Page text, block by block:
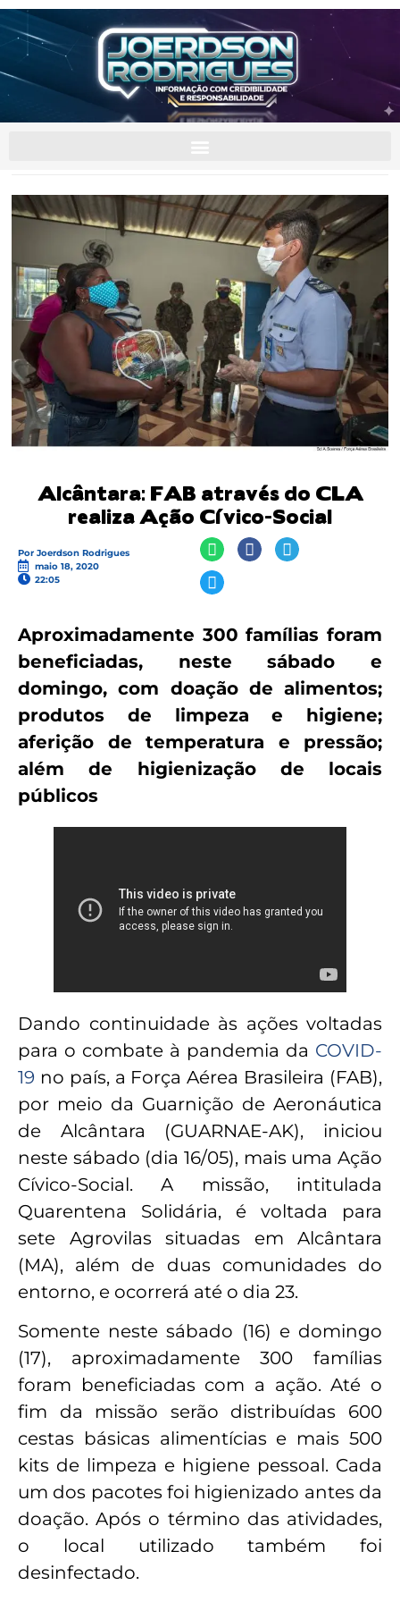
Alcântara: FAB através do CLA
realiza Ação Cívico-Social
Por Joerdson Rodrigues
maio 18, 2020
22:05
Aproximadamente 300 famílias foram
beneficiadas, neste sábado e
domingo, com doação de alimentos;
produtos de limpeza e higiene;
aferição de temperatura e pressão;
além de higienização de locais
públicos
Dando continuidade às ações voltadas
para o combate à pandemia da COVID-
19 no país, a Força Aérea Brasileira (FAB),
por meio da Guarnição de Aeronáutica
de Alcântara (GUARNAE-AK), iniciou
neste sábado (dia 16/05), mais uma Ação
Cívico-Social. A missão, intitulada
Quarentena Solidária, é voltada para
sete Agrovilas situadas em Alcântara
(MA), além de duas comunidades do
entorno, e ocorrerá até o dia 23.
Somente neste sábado (16) e domingo
(17), aproximadamente 300 famílias
foram beneficiadas com a ação. Até o
fim da missão serão distribuídas 600
cestas básicas alimentícias e mais 500
kits de limpeza e higiene pessoal. Cada
um dos pacotes foi higienizado antes da
doação. Após o término das atividades,
o local utilizado também foi
desinfectado.